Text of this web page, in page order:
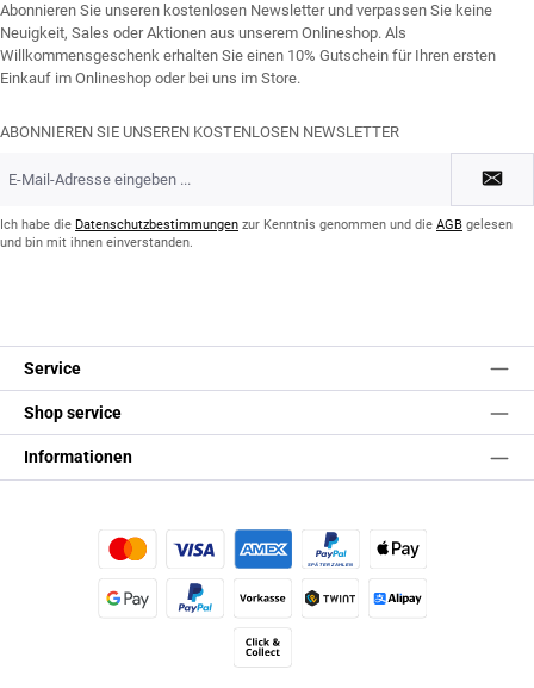
Abonnieren Sie unseren kostenlosen Newsletter und verpassen Sie keine
Neuigkeit, Sales oder Aktionen aus unserem Onlineshop. Als
Willkommensgeschenk erhalten Sie einen 10% Gutschein für Ihren ersten
Einkauf im Onlineshop oder bei uns im Store.
ABONNIEREN SIE UNSEREN KOSTENLOSEN NEWSLETTER
Mail-
*Ich habe die Datenschutzbestimmungen zur Kenntnis genommen und die AGB gelesen
und bin mit ihnen einverstanden.
Service
Shop service
Informationen
Kredit- oder Debitkarte Später BezahlenApple Pay
Vorkasse